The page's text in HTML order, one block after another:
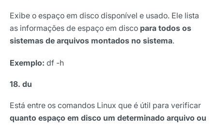
Exibe o espaço em disco disponível e usado. Ele lista
as informações de espaço em disco para todos os
sistemas de arquivos montados no sistema.
Exemplo: df -h
18. du
Está entre os comandos Linux que é útil para verificar
quanto espaço em disco um determinado arquivo ou